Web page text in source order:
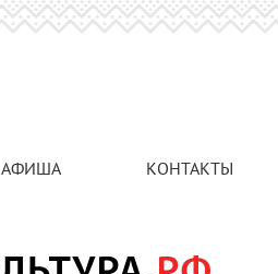
АФИША КОНТАКТЫ